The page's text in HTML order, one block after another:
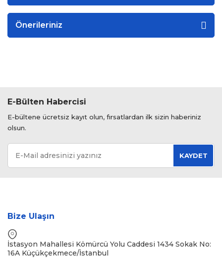
Önerileriniz
E-Bülten Habercisi
E-bültene ücretsiz kayıt olun, fırsatlardan ilk sizin haberiniz
olsun.
KAYDET
Bize Ulaşın
İstasyon Mahallesi Kömürcü Yolu Caddesi 1434 Sokak No:
16A Küçükçekmece/İstanbul